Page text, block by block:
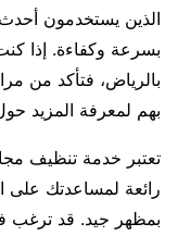
الذين يستخدمون أحدث
بسرعة وكفاءة. إذا
بالرياض، فتأكد من
بهم لمعرفة المزيد
تعتبر خدمة تنظيف
رائعة لمساعدتك على
بمظهر جيد. قد ترغب